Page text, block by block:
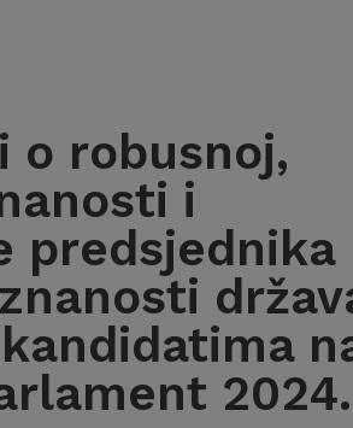
o robusnoj,
i
predsjednika
2024.